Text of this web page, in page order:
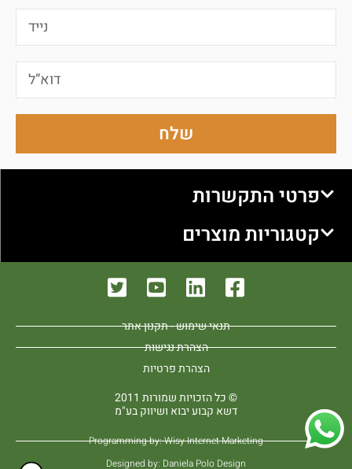
שלח
פרטי התקשרות
קטגוריות מוצרים
תנאי שימוש - תקנון אתר
הצהרת נגישות
הצהרת פרטיות
כל הזכויות שמורות 2011 ©
דשא קבוע יבוא ושיווק בע"מ
Programming by: Wisy Internet Marketing
Designed by: Daniela Polo Design